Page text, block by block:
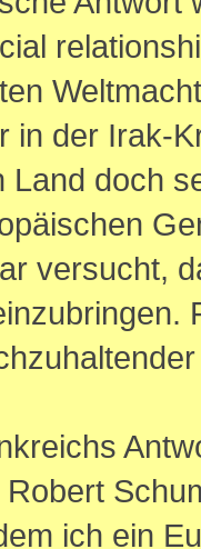
in der Irak-
Land doch
versucht,
ich ein